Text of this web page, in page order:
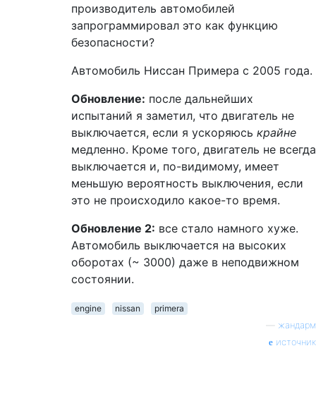
производитель автомобилей
запрограммировал это как функцию
безопасности?
Автомобиль Ниссан Примера с 2005 года.
Обновление: после дальнейших
испытаний я заметил, что двигатель не
выключается, если я ускоряюсь крайне
медленно. Кроме того, двигатель не всегда
выключается и, по-видимому, имеет
меньшую вероятность выключения, если
это не происходило какое-то время.
Обновление 2: все стало намного хуже.
Автомобиль выключается на высоких
оборотах (~ 3000) даже в неподвижном
состоянии.
engine nissan
primera
жандарм
источник